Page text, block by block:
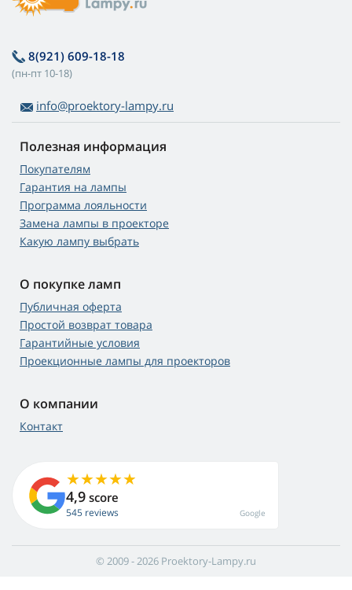
8(921) 609-18-18
(пн-пт 10-18)
info@proektory-lampy.ru
Полезная информация
Покупателям
Гарантия на лампы
Программа лояльности
Замена лампы в проекторе
Какую лампу выбрать
О покупке ламп
Публичная оферта
Простой возврат товара
Гарантийные условия
Проекционные лампы для проекторов
О компании
Контакт
4,9 score
545 reviews Google
© 2009 - 2026 Proektory-Lampy.ru